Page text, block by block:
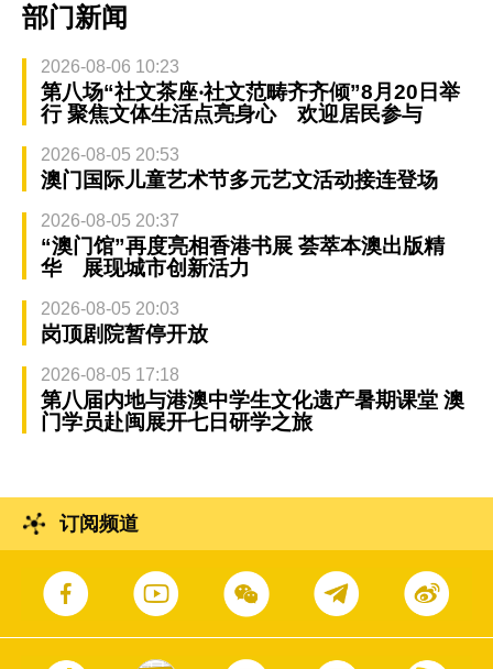
部门新闻
2026-08-06 10:23
第八场“社文茶座‧社文范畴齐齐倾”8月20日举
行 聚焦文体生活点亮身心 欢迎居民参与
2026-08-05 20:53
澳门国际儿童艺术节多元艺文活动接连登场
2026-08-05 20:37
“澳门馆”再度亮相香港书展 荟萃本澳出版精
华 展现城市创新活力
2026-08-05 20:03
岗顶剧院暂停开放
2026-08-05 17:18
第八届内地与港澳中学生文化遗产暑期课堂 澳
门学员赴闽展开七日研学之旅
订阅频道